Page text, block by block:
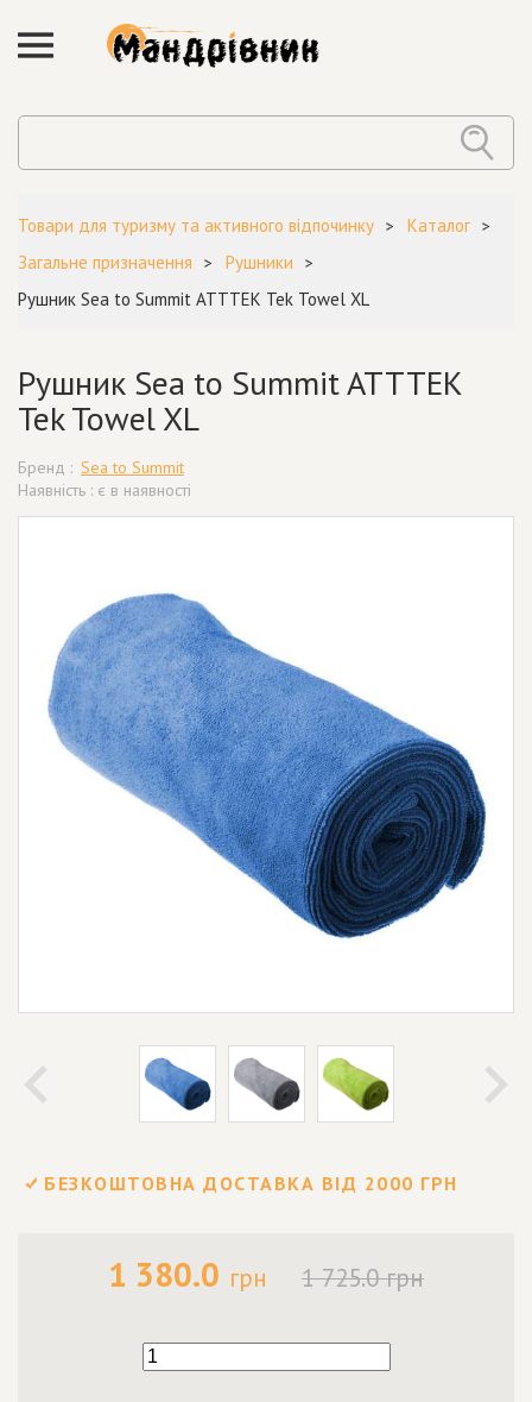
Товари для туризму та активного відпочинку
Каталог
Загальне призначення
Рушники
Рушник Sea to Summit ATTTEK Tek Towel XL
Рушник Sea to Summit ATTTEK
Tek Towel XL
Бренд : Sea to Summit
Наявність : є в наявності
БЕЗКОШТОВНА ДОСТАВКА ВІД 2000 ГРН
1 380.0 грн 1 725.0 грн